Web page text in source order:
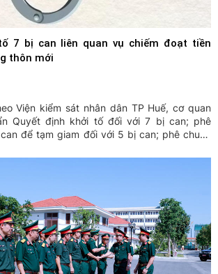
7 bị can liên quan vụ chiếm đoạt tiền
thôn mới
Viện kiểm sát nhân dân TP Huế, cơ quan
Quyết định khởi tố đối với 7 bị can; phê
để tạm giam đối với 5 bị can; phê chuẩn
cư trú đối với hai bị can trong vụ ...